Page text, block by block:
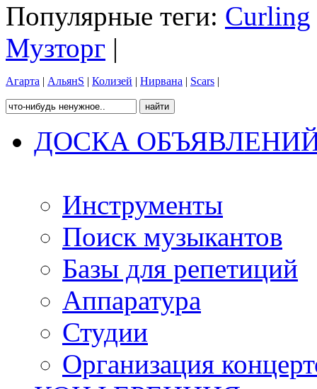
Популярные теги: Curling
Музторг |
Агарта | АльянS | Колизей | Нирвана | Scars |
ДОСКА
Инструменты
Поиск музыкантов
Базы для репетиций
Аппаратура
Студии
Организация